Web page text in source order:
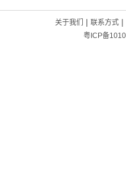
关于我们 | 联系方式|
粤ICP备